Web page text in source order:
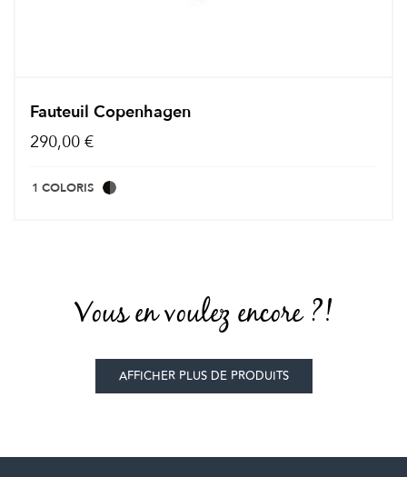
Fauteuil Copenhagen
290,00 €
1 COLORIS
Vous en voulez encore ?!
AFFICHER PLUS DE PRODUITS